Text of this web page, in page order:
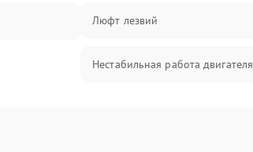
Люфт лезвий
Нестабильная работа двигателя